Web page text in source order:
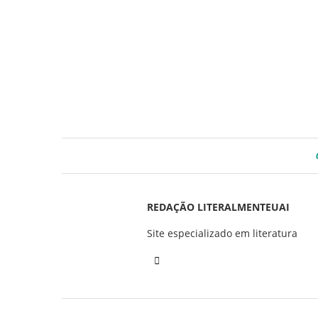
REDAÇÃO LITERALMENTEUAI
Site especializado em literatura